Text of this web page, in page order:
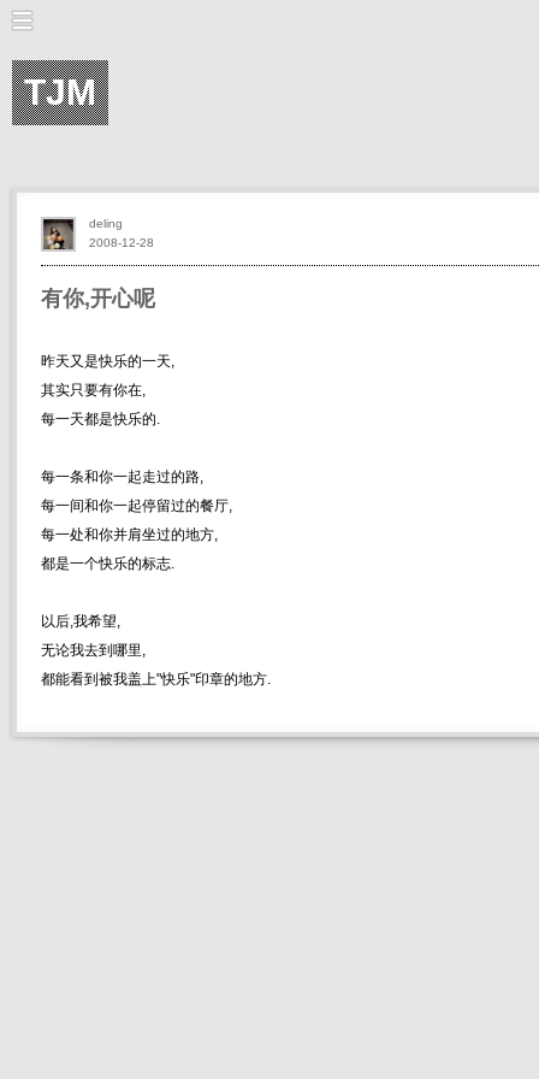
TJM
有你,开心呢
昨天又是快乐的一天,
其实只要有你在,
每一天都是快乐的.
每一条和你一起走过的路,
每一间和你一起停留过的餐厅,
每一处和你并肩坐过的地方,
都是一个快乐的标志.
以后,我希望,
无论我去到哪里,
都能看到被我盖上"快乐"印章的地方.
2008-12-28
deling